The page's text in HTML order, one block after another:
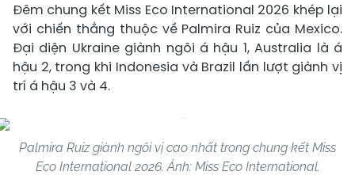
Đêm chung kết Miss Eco International 2026 khép lại
với chiến thắng thuộc về Palmira Ruiz của Mexico.
Đại diện Ukraine giành ngôi á hậu 1, Australia là á
hậu 2, trong khi Indonesia và Brazil lần lượt giành vị
trí á hậu 3 và 4.
Palmira Ruiz giành ngôi vị cao nhất trong chung kết Miss
Eco International 2026. Ảnh: Miss Eco International.